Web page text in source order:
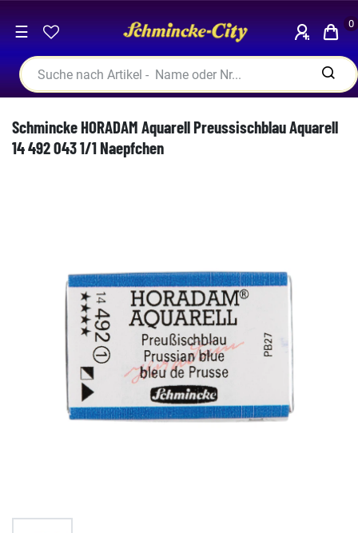
☰ 0
Schmincke HORADAM Aquarell Preussischblau Aquarell
14 492 043 1/1 Naepfchen